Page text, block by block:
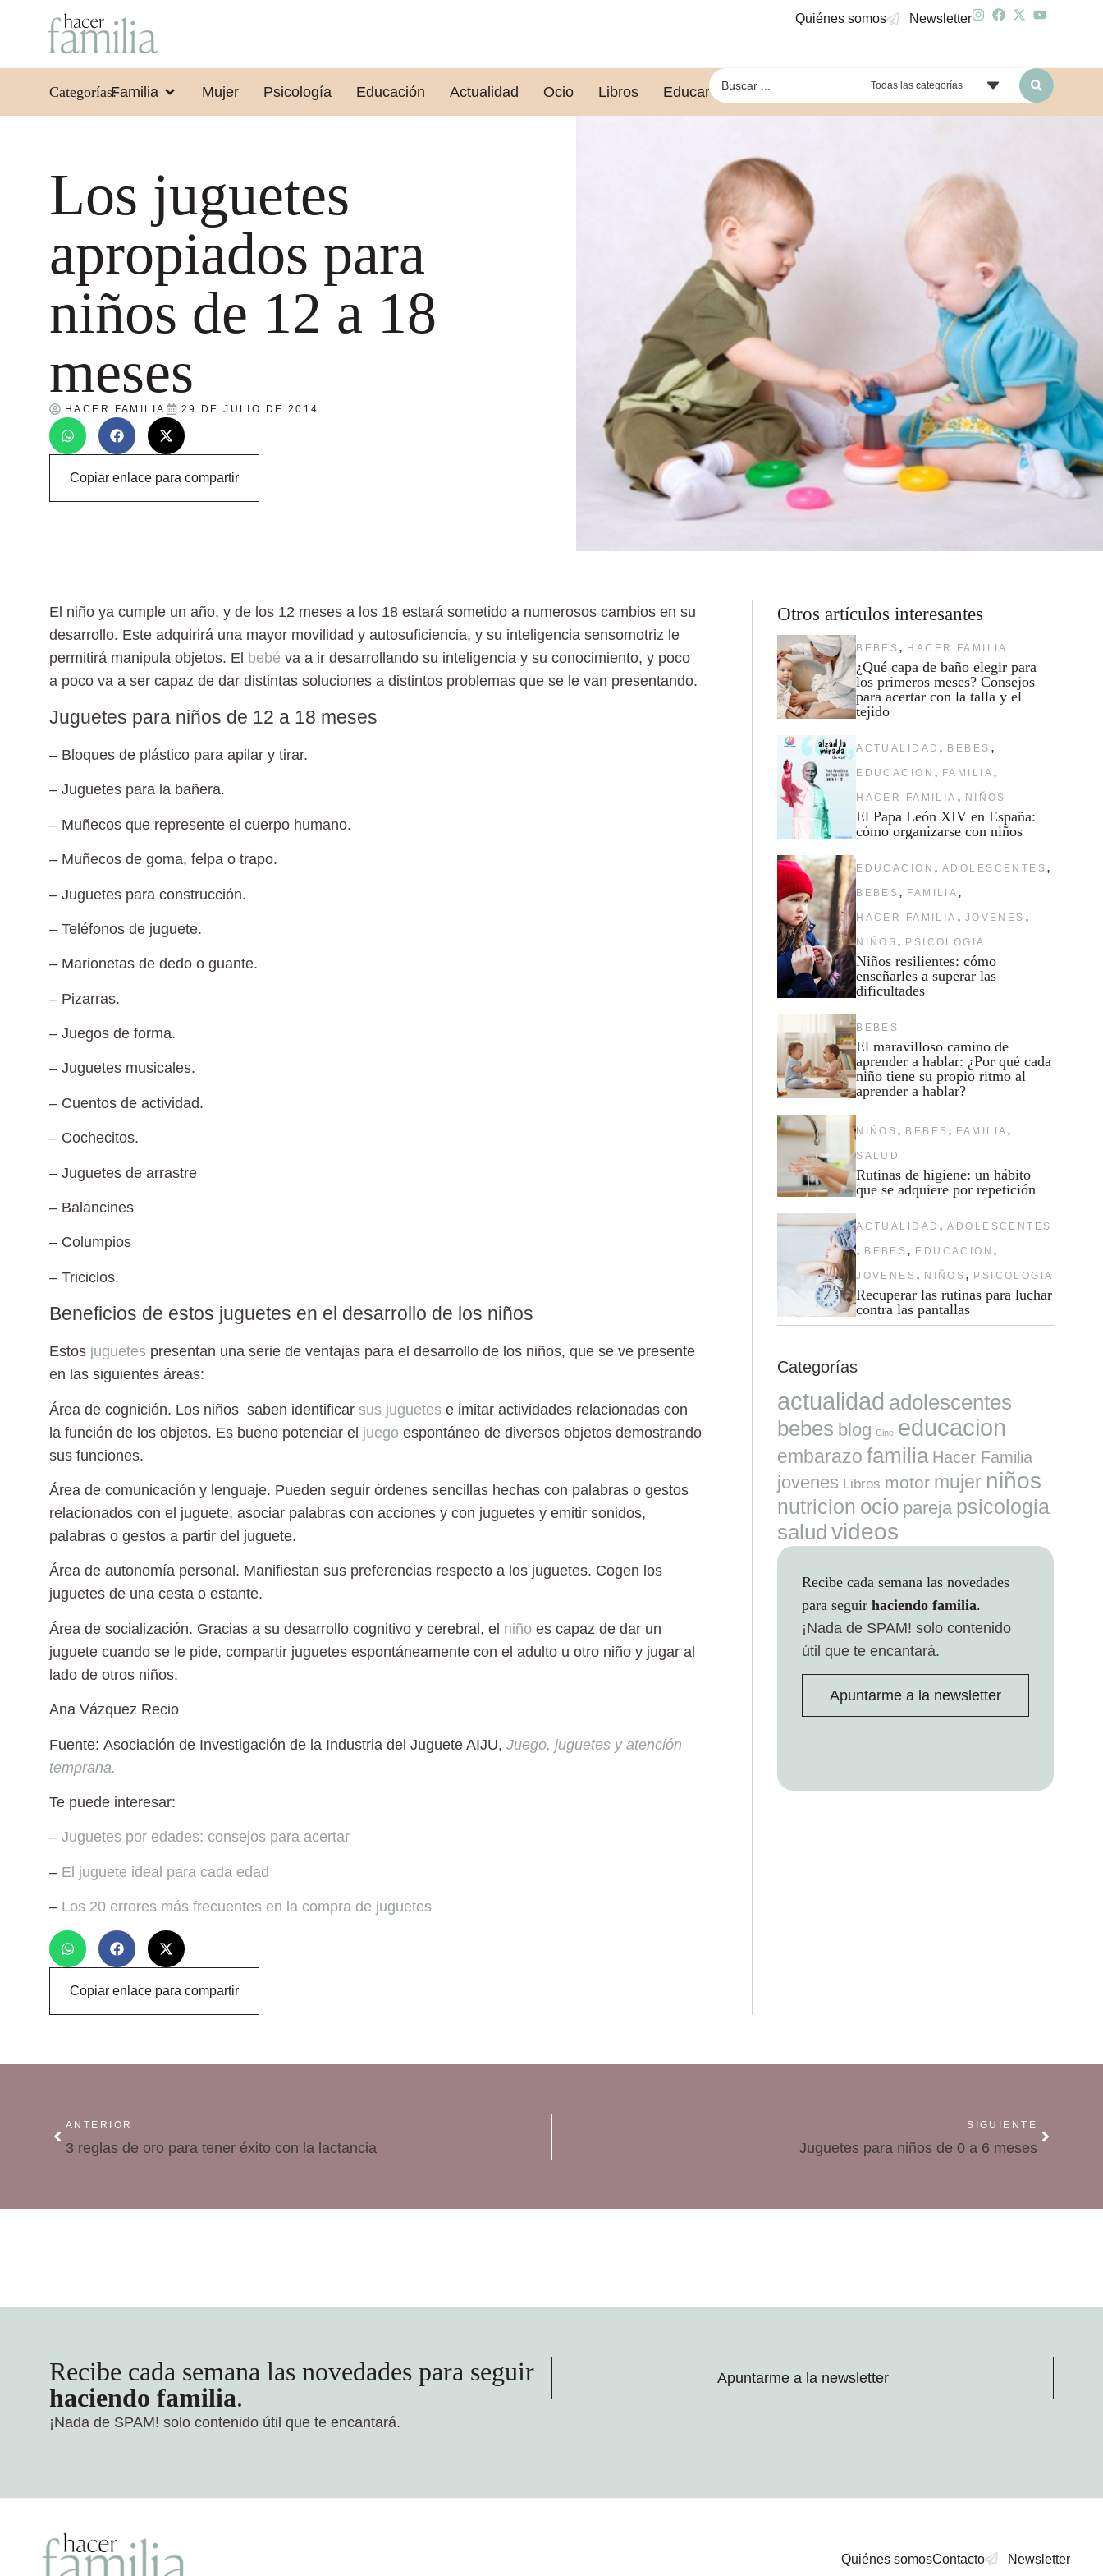
Quiénes somos Newsletter
Categorías:Familia Mujer Psicología Educación Actualidad Ocio Libros Educar leyendo Todas las categorías
Los juguetes
apropiados para
niños de 12 a 18
meses
HACER FAMILIA 29 DE JULIO DE 2014
Copiar enlace para compartir
El niño ya cumple un año, y de los 12 meses a los 18 estará sometido a numerosos cambios en su
desarrollo. Este adquirirá una mayor movilidad y autosuficiencia, y su inteligencia sensomotriz le
permitirá manipula objetos. El bebé va a ir desarrollando su inteligencia y su conocimiento, y poco
a poco va a ser capaz de dar distintas soluciones a distintos problemas que se le van presentando.
Juguetes para niños de 12 a 18 meses
– Bloques de plástico para apilar y tirar.
– Juguetes para la bañera.
– Muñecos que represente el cuerpo humano.
– Muñecos de goma, felpa o trapo.
– Juguetes para construcción.
– Teléfonos de juguete.
– Marionetas de dedo o guante.
– Pizarras.
– Juegos de forma.
– Juguetes musicales.
– Cuentos de actividad.
– Cochecitos.
– Juguetes de arrastre
– Balancines
– Columpios
– Triciclos.
Beneficios de estos juguetes en el desarrollo de los niños
Estos juguetes presentan una serie de ventajas para el desarrollo de los niños, que se ve presente
en las siguientes áreas:
Área de cognición. Los niños saben identificar sus juguetes e imitar actividades relacionadas con
la función de los objetos. Es bueno potenciar el juego espontáneo de diversos objetos demostrando
sus funciones.
Área de comunicación y lenguaje. Pueden seguir órdenes sencillas hechas con palabras o gestos
relacionados con el juguete, asociar palabras con acciones y con juguetes y emitir sonidos,
palabras o gestos a partir del juguete.
Área de autonomía personal. Manifiestan sus preferencias respecto a los juguetes. Cogen los
juguetes de una cesta o estante.
Área de socialización. Gracias a su desarrollo cognitivo y cerebral, el niño es capaz de dar un
juguete cuando se le pide, compartir juguetes espontáneamente con el adulto u otro niño y jugar al
lado de otros niños.
Ana Vázquez Recio
Fuente: Asociación de Investigación de la Industria del Juguete AIJU, Juego, juguetes y atención
temprana.
Te puede interesar:
– Juguetes por edades: consejos para acertar
– El juguete ideal para cada edad
– Los 20 errores más frecuentes en la compra de juguetes
Copiar enlace para compartir
Otros artículos interesantes
BEBES , HACER FAMILIA
¿Qué capa de baño elegir para
los primeros meses? Consejos
para acertar con la talla y el
tejido
ACTUALIDAD , BEBES ,
EDUCACION , FAMILIA ,
HACER FAMILIA , NIÑOS
El Papa León XIV en España:
cómo organizarse con niños
EDUCACION , ADOLESCENTES ,
BEBES , FAMILIA ,
HACER FAMILIA , JOVENES ,
NIÑOS , PSICOLOGIA
Niños resilientes: cómo
enseñarles a superar las
dificultades
BEBES
El maravilloso camino de
aprender a hablar: ¿Por qué cada
niño tiene su propio ritmo al
aprender a hablar?
NIÑOS , BEBES , FAMILIA ,
SALUD
Rutinas de higiene: un hábito
que se adquiere por repetición
ACTUALIDAD , ADOLESCENTES
, BEBES , EDUCACION ,
JOVENES , NIÑOS , PSICOLOGIA
Recuperar las rutinas para luchar
contra las pantallas
Categorías
actualidad adolescentes
bebes blog Cine educacion
embarazo familia Hacer Familia
jovenes Libros motor mujer niños
nutricion ocio pareja psicologia
salud videos
Recibe cada semana las novedades
para seguir haciendo familia.
¡Nada de SPAM! solo contenido
útil que te encantará.
Apuntarme a la newsletter
ANTERIOR
3 reglas de oro para tener éxito con la lactancia
SIGUIENTE
Juguetes para niños de 0 a 6 meses
Recibe cada semana las novedades para seguir
haciendo familia.
¡Nada de SPAM! solo contenido útil que te encantará.
Apuntarme a la newsletter
Quiénes somosContacto Newsletter